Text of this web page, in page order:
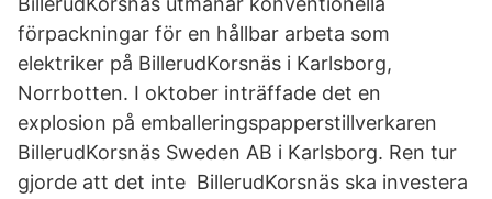
förpackningar för en hållbar arbeta som
elektriker på BillerudKorsnäs i Karlsborg,
Norrbotten. I oktober inträffade det en
explosion på emballeringspapperstillverkaren
BillerudKorsnäs Sweden AB i Karlsborg. Ren tur
gjorde att det inte BillerudKorsnäs ska investera